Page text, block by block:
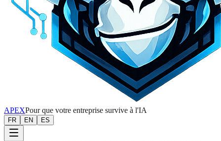
APEXPour que votre entreprise survive à l'IA
FR EN ES